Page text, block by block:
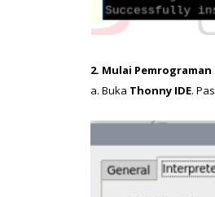
2. Mulai Pemrograman
a. Buka Thonny IDE.